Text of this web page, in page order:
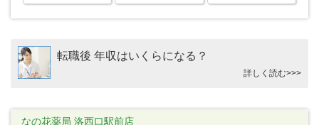
転職後 年収はいくらになる？
詳しく読む>>>
なの花薬局 洛西口駅前店